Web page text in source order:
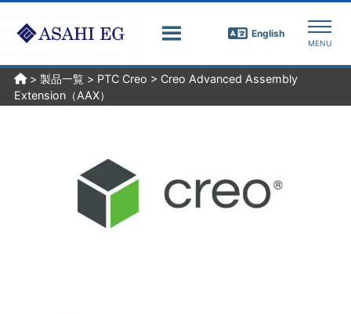
English
>製品一覧 > PTC Creo > Creo Advanced Assembly
Extension（AAX）